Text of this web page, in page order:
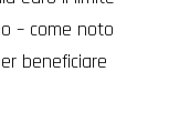
– come noto
beneficiare